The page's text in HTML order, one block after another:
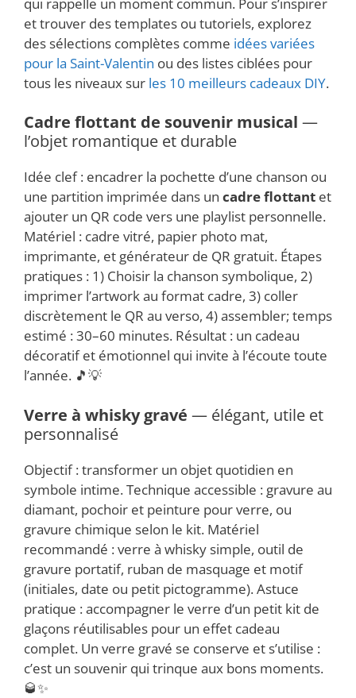
et trouver des templates ou tutoriels, explorez
des sélections complètes comme idées variées
pour la Saint-Valentin ou des listes ciblées pour
tous les niveaux sur les 10 meilleurs cadeaux DIY.
Cadre flottant de souvenir musical —
l’objet romantique et durable
Idée clef : encadrer la pochette d’une chanson ou
une partition imprimée dans un cadre flottant et
ajouter un QR code vers une playlist personnelle.
Matériel : cadre vitré, papier photo mat,
imprimante, et générateur de QR gratuit. Étapes
pratiques : 1) Choisir la chanson symbolique, 2)
imprimer l’artwork au format cadre, 3) coller
discrètement le QR au verso, 4) assembler; temps
estimé : 30–60 minutes. Résultat : un cadeau
décoratif et émotionnel qui invite à l’écoute toute
l’année. 🎵💡
Verre à whisky gravé — élégant, utile et
personnalisé
Objectif : transformer un objet quotidien en
symbole intime. Technique accessible : gravure au
diamant, pochoir et peinture pour verre, ou
gravure chimique selon le kit. Matériel
recommandé : verre à whisky simple, outil de
gravure portatif, ruban de masquage et motif
(initiales, date ou petit pictogramme). Astuce
pratique : accompagner le verre d’un petit kit de
glaçons réutilisables pour un effet cadeau
complet. Un verre gravé se conserve et s’utilise :
c’est un souvenir qui trinque aux bons moments.
🥃✨